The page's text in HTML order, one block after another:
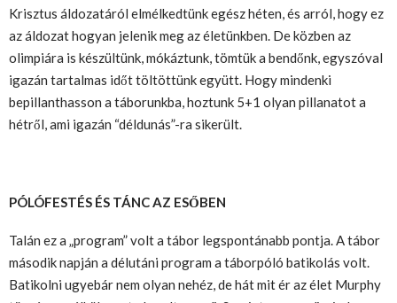
Krisztus áldozatáról elmélkedtünk egész héten, és arról, hogy ez
az áldozat hogyan jelenik meg az életünkben. De közben az
olimpiára is készültünk, mókáztunk, tömtük a bendőnk, egyszóval
igazán tartalmas időt töltöttünk együtt. Hogy mindenki
bepillanthasson a táborunkba, hoztunk 5+1 olyan pillanatot a
hétről, ami igazán “déldunás”-ra sikerült.
PÓLÓFESTÉS ÉS TÁNC AZ ESŐBEN
Talán ez a „program” volt a tábor legspontánabb pontja. A tábor
második napján a délutáni program a táborpóló batikolás volt.
Batikolni ugyebár nem olyan nehéz, de hát mit ér az élet Murphy